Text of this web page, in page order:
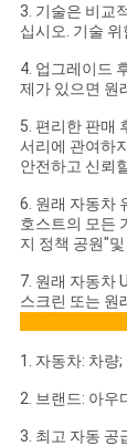
3. 기술은 비교
십시오. 기술
4. 업그레이드
제가 있으면 원
5. 편리한 판매
서리에 관여하
안전하고 신뢰
6. 원래 자동차
호스트의 모든
지 정책 공원"
7. 원래 자동차
스크린 또는 원
1. 자동차: 차량;
2. 브랜드: 아우
3. 최고 자동 공